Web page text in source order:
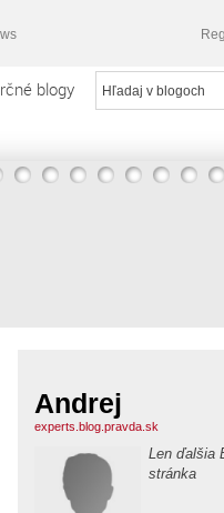
blogy
Andrej
experts.blog.pravda.sk
Len ďalšia
stránka